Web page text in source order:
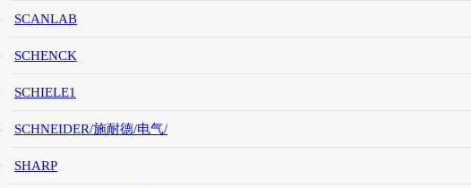
SCANLAB
SCHENCK
SCHIELE1
SCHNEIDER/施耐德/电气/
SHARP